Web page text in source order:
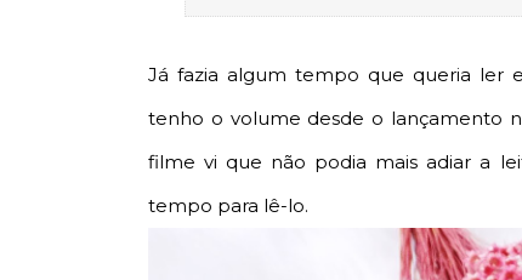
Já fazia algum tempo que queria ler
tenho o volume desde o lançamento
filme vi que não podia mais adiar a
tempo para lê-lo.